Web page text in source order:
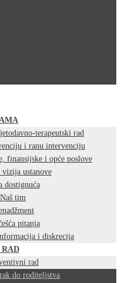
terapeutski rad
i ranu intervenciju
finansijske i opće poslove
ustanove
dostignuća
Naš tim
pitanja
i diskrecija
RAD
rad
do roditeljstva